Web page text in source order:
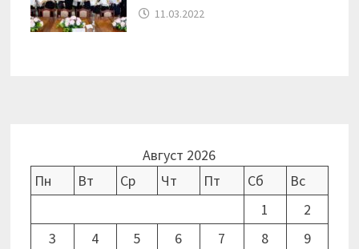
11.03.2022
Август 2026
Пн
Вт Ср Чт Пт Сб
Вс
1
2
3
4 5 6 7 8
9